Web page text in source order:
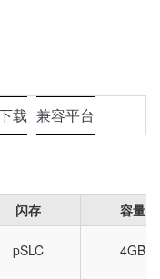
载 兼容平台
闪存
容量
pSLC 4GB